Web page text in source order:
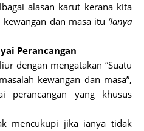
alasan karut kerana kita
kewangan dan masa itu ‘Ianya
Perancangan
dengan mengatakan “Suatu
kewangan dan masa”,
perancangan yang khusus
mencukupi jika ianya tidak